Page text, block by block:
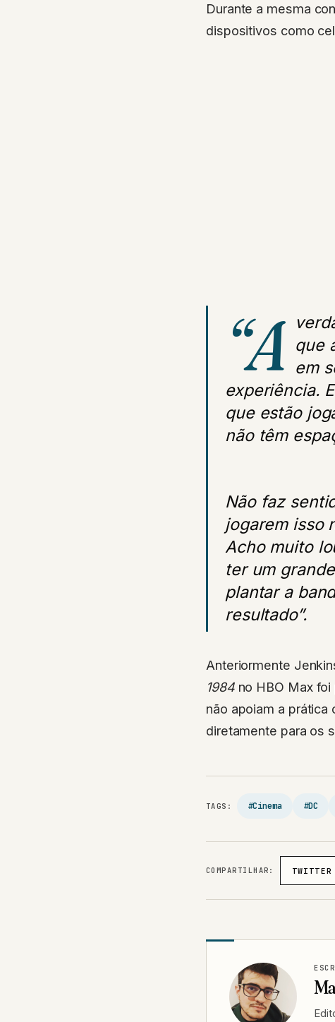
Durante a mesma
dispositivos como
“A
que
em
experiência.
que estão
não têm
jogarem isso
Acho muito
ter um
plantar a
resultado”.
1984no HBO Max foi
não apoiam a
diretamente para os
TWITTER